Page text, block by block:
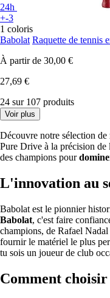
24h
+-3
1 coloris
Babolat Raquette de tennis
À partir de 30,00 €
27,69 €
24 sur 107 produits
Voir plus
Découvre notre sélection de
Pure Drive à la précision de
des champions pour
L'innovation au
Babolat est le pionnier
Babolat, c'est faire
champions, de Rafael
fournir le matériel le plus
tu sois un joueur de club
Comment